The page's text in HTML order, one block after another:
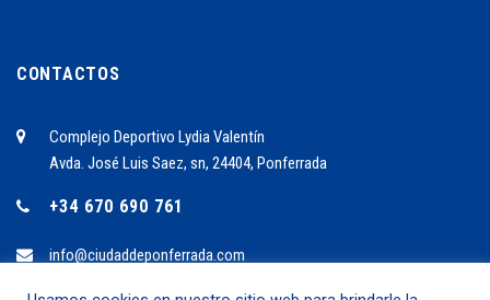
CONTACTOS
Complejo Deportivo Lydia Valentín
Avda. José Luis Saez, sn, 24404, Ponferrada
+34 670 690 761
info@ciudaddeponferrada.com